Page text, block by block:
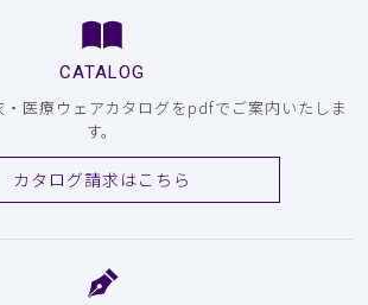
CATALOG
医療ウェアカタログをpdfでご案内いたしま
す。
カタログ請求はこちら